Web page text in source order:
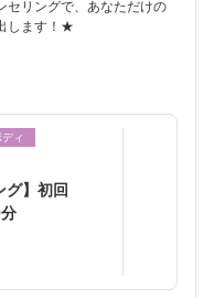
セリングで、あなただけの
します！★
ディ
グ】初回
分